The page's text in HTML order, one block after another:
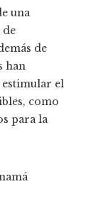
una
de
de
han
el
como
para la